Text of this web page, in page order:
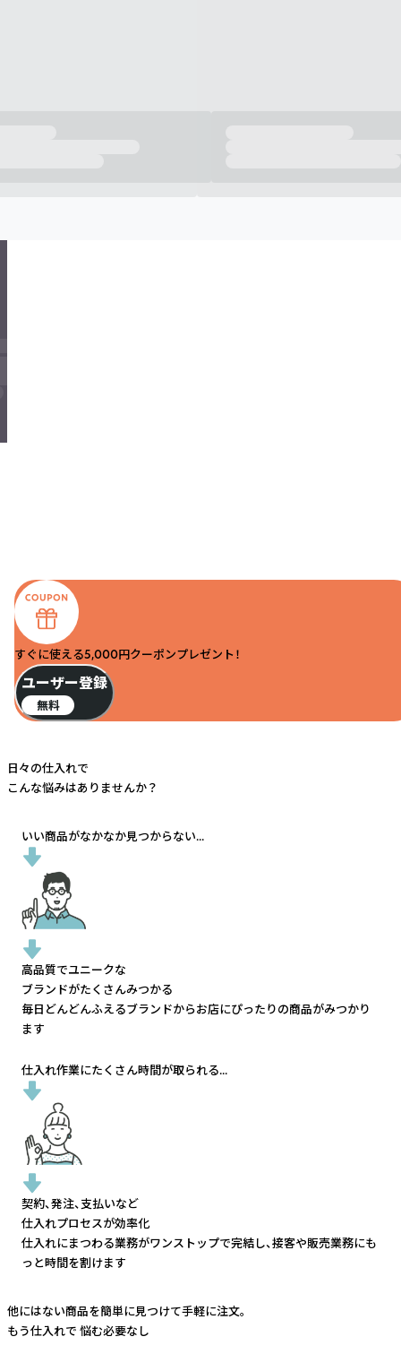
すぐに使える5,000円クーポンプレゼント！
ユーザー登録
無料
日々の仕入れで
こんな悩みはありませんか？
いい商品がなかなか見つからない...
高品質でユニークな
ブランドがたくさんみつかる
毎日どんどんふえるブランドからお店にぴったりの商品がみつかり
ます
仕入れ作業にたくさん時間が取られる...
契約、発注、支払いなど
仕入れプロセスが効率化
仕入れにまつわる業務がワンストップで完結し、接客や販売業務にも
っと時間を割けます
他にはない商品を簡単に見つけて手軽に注文。
もう仕入れで 悩む必要なし